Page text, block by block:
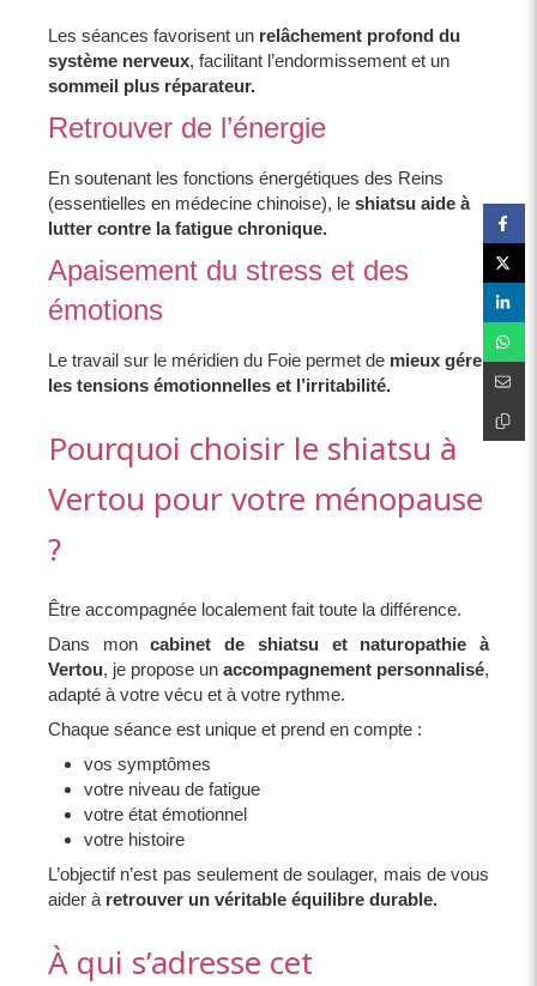
Les séances favorisent un relâchement profond du
système nerveux, facilitant l’endormissement et un
sommeil plus réparateur.
Retrouver de l’énergie
En soutenant les fonctions énergétiques des Reins
(essentielles en médecine chinoise), le shiatsu aide à
lutter contre la fatigue chronique.
Apaisement du stress et des
émotions
Le travail sur le méridien du Foie permet de mieux gérer
les tensions émotionnelles et l’irritabilité.
Pourquoi choisir le shiatsu à
Vertou pour votre ménopause
?
Être accompagnée localement fait toute la différence.
Dans moncabinet de shiatsu et naturopathie à
Vertou, je propose un accompagnement personnalisé,
adapté à votre vécu et à votre rythme.
Chaque séance est unique et prend en compte :
vos symptômes
votre niveau de fatigue
votre état émotionnel
votre histoire
L’objectif n’est pas seulement de soulager, mais de vous
aider à retrouver un véritable équilibre durable.
À qui s’adresse cet